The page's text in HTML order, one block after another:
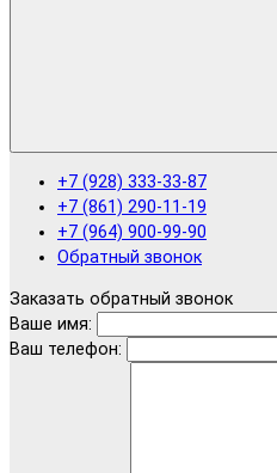
+7 (928) 333-33-87
+7 (861) 290-11-19
+7 (964) 900-99-90
Обратный звонок
Заказать обратный звонок
Ваше имя:
Ваш телефон: